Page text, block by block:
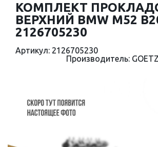
КОМПЛЕКТ
ВЕРХНИЙ BMW M52
2126705230
Артикул: 2126705230
Производитель: